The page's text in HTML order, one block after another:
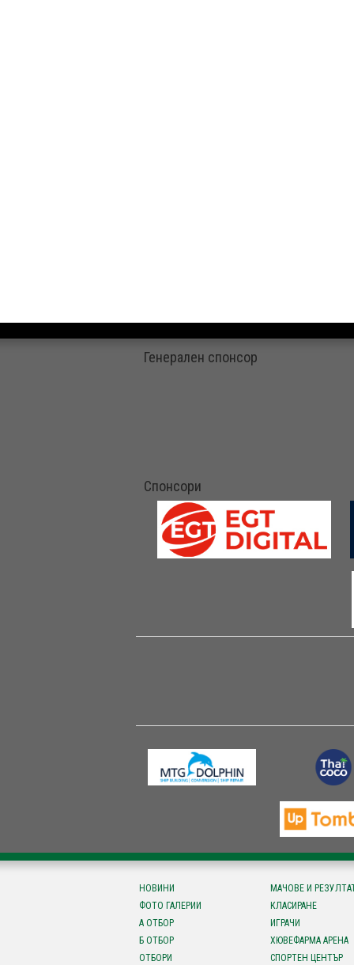
Генерален спонсор
Спонсори
НОВИНИ
ФОТО ГАЛЕРИИ
А ОТБОР
Б ОТБОР
ОТБОРИ
МАЧОВЕ И
КЛАСИРАНЕ
ИГРАЧИ
ХЮВЕФАРМА АРЕНА
СПОРТЕН ЦЕНТЪР